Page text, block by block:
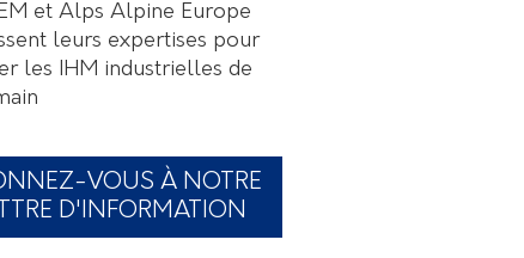
et Alps Alpine Europe
leurs expertises pour
les IHM industrielles de
VOUS À NOTRE
D'INFORMATION